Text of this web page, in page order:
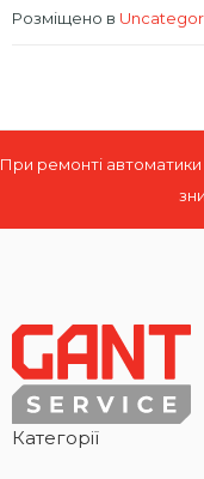
Розміщено в
При ремонті автоматики
Категорії